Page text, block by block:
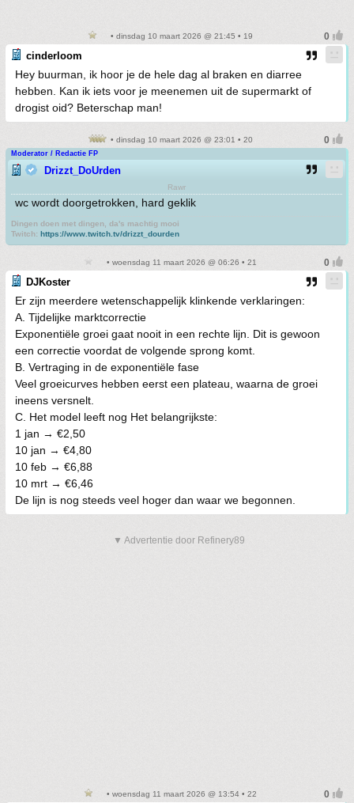
• dinsdag 10 maart 2026 @ 21:45 • 19
cinderloom
Hey buurman, ik hoor je de hele dag al braken en diarree
hebben. Kan ik iets voor je meenemen uit de supermarkt of
drogist oid? Beterschap man!
• dinsdag 10 maart 2026 @ 23:01 • 20
Moderator / Redactie FP
Drizzt_DoUrden
Rawr
wc wordt doorgetrokken, hard geklik
Dingen doen met dingen, da's machtig mooi
Twitch: https://www.twitch.tv/drizzt_dourden
• woensdag 11 maart 2026 @ 06:26 • 21
DJKoster
Er zijn meerdere wetenschappelijk klinkende verklaringen:
A. Tijdelijke marktcorrectie
Exponentiële groei gaat nooit in een rechte lijn. Dit is gewoon
een correctie voordat de volgende sprong komt.
B. Vertraging in de exponentiële fase
Veel groeicurves hebben eerst een plateau, waarna de groei
ineens versnelt.
C. Het model leeft nog Het belangrijkste:
1 jan → €2,50
10 jan → €4,80
10 feb → €6,88
10 mrt → €6,46
De lijn is nog steeds veel hoger dan waar we begonnen.
▼ Advertentie door Refinery89
• woensdag 11 maart 2026 @ 13:54 • 22